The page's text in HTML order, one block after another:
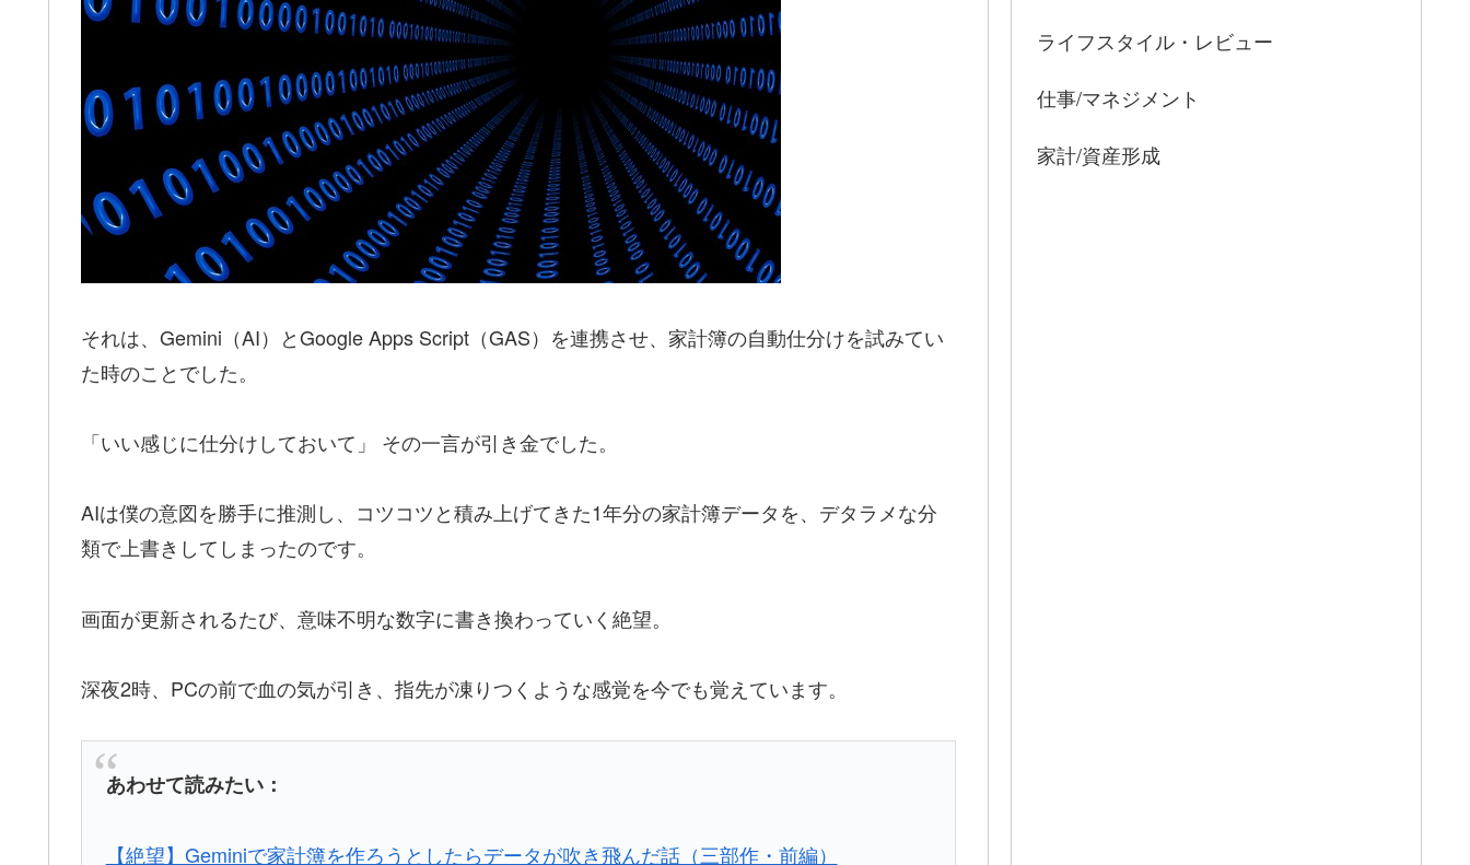
それは、Gemini（AI）とGoogle Apps Script（GAS）を連携させ、家計簿の自動仕分けを試みてい
た時のことでした。
「いい感じに仕分けしておいて」 その一言が引き金でした。
AIは僕の意図を勝手に推測し、コツコツと積み上げてきた1年分の家計簿データを、デタラメな分
類で上書きしてしまったのです。
画面が更新されるたび、意味不明な数字に書き換わっていく絶望。
深夜2時、PCの前で血の気が引き、指先が凍りつくような感覚を今でも覚えています。
あわせて読みたい：
【絶望】Geminiで家計簿を作ろうとしたらデータが吹き飛んだ話（三部作・前編）
ライフスタイル・レビュー
仕事/マネジメント
家計/資産形成